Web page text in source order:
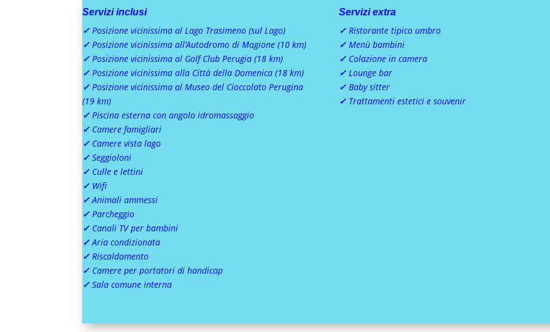
Servizi inclusi
✓ Posizione vicinissima al Lago Trasimeno (sul Lago)
✓ Posizione vicinissima all’Autodromo di Magione (10 km)
✓ Posizione vicinissima al Golf Club Perugia (18 km)
✓ Posizione vicinissima alla Città della Domenica (18 km)
✓ Posizione vicinissima al Museo del Cioccolato Perugina
(19 km)
✓ Piscina esterna con angolo idromassaggio
✓ Camere famigliari
✓ Camere vista lago
✓Seggioloni
✓ Culle e lettini
✓ Wifi
✓Animali ammessi
✓ Parcheggio
✓ Canali TV per bambini
✓Aria condizionata
✓ Riscaldamento
✓ Camere per portatori di handicap
✓ Sala comune interna
Servizi extra
✓ Ristorante tipico umbro
✓ Menù bambini
✓ Colazione in camera
✓ Lounge bar
✓ Baby sitter
✓ Trattamenti estetici e souvenir